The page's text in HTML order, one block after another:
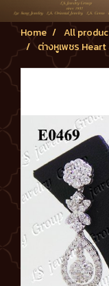
Home All
ต่างหูเพชร